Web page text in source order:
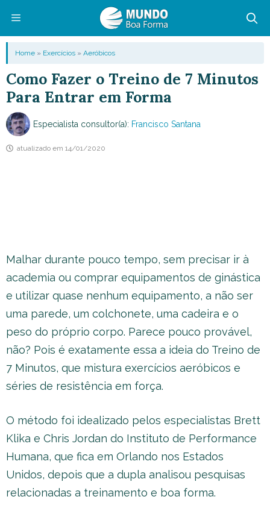
conteúdo
Menu
Home » Exercícios » Aeróbicos
Como Fazer o Treino de 7 Minutos
Para Entrar em Forma
Especialista consultor(a): Francisco Santana
atualizado em 14/01/2020
Malhar durante pouco tempo, sem precisar ir à
academia ou comprar equipamentos de ginástica
e utilizar quase nenhum equipamento, a não ser
uma parede, um colchonete, uma cadeira e o
peso do próprio corpo. Parece pouco provável,
não? Pois é exatamente essa a ideia do Treino de
7 Minutos, que mistura exercícios aeróbicos e
séries de resistência em força.
O método foi idealizado pelos especialistas Brett
Klika e Chris Jordan do Instituto de Performance
Humana, que fica em Orlando nos Estados
Unidos, depois que a dupla analisou pesquisas
relacionadas a treinamento e boa forma.